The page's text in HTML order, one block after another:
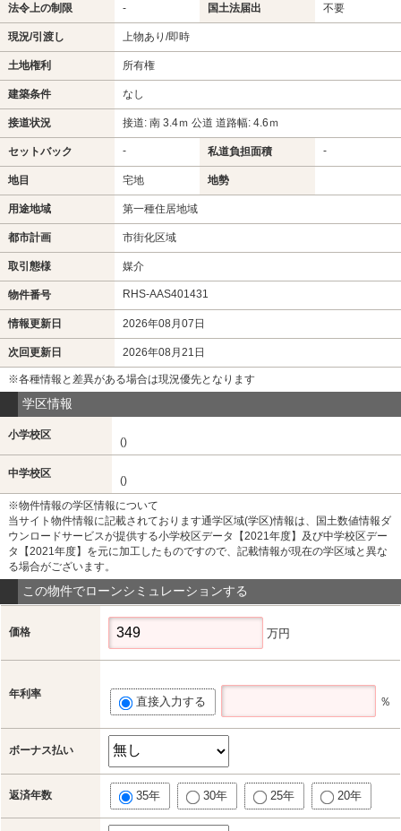
法令上の制限 - 国土法届出 不要
現況/引渡し 上物あり/即時
土地権利 所有権
建築条件 なし
接道状況 接道: 南 3.4ｍ 公道 道路幅: 4.6ｍ
セットバック - 私道負担面積 -
地目 宅地 地勢
用途地域 第一種住居地域
都市計画 市街化区域
取引態様 媒介
物件番号 RHS-AAS401431
情報更新日 2026年08月07日
次回更新日 2026年08月21日
※各種情報と差異がある場合は現況優先となります
学区情報
小学校区
()
中学校区
()
※物件情報の学区情報について
当サイト物件情報に記載されております通学区域(学区)情報は、国土数値情報ダ
ウンロードサービスが提供する小学校区データ【2021年度】及び中学校区デー
タ【2021年度】を元に加工したものですので、記載情報が現在の学区域と異な
る場合がございます。
この物件でローンシミュレーションする
価格 万円
年利率
直接入力する ％
ボーナス払い
返済年数 35年 30年 25年 20年